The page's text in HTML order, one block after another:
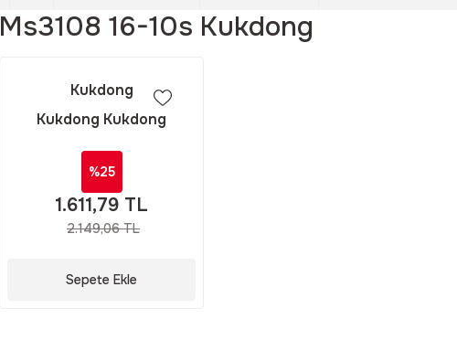
Ms3108 16-10s Kukdong
Kukdong
Kukdong Kukdong
3 Pinli 90 Derece Dişi
%25
1.611,79 TL
2.149,06 TL
Sepete Ekle